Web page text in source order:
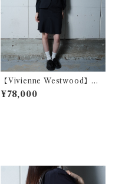
【Vivienne Westwood】ヴ
ィヴィアンウエストウッド オ
ーブロゴボタン パフスリー
¥78,000